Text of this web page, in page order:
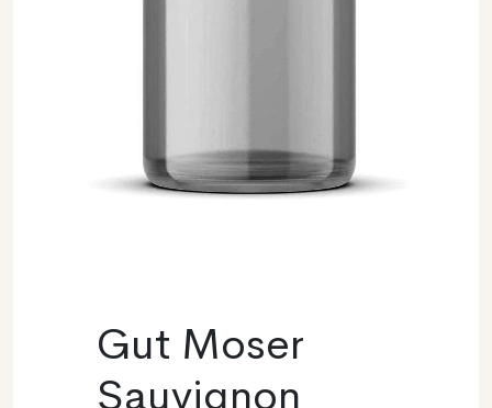
Gut Moser
Sauvignon